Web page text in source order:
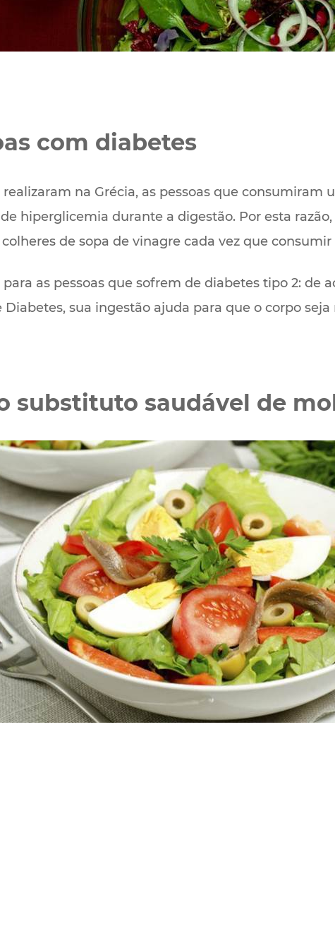
com diabetes
na Grécia, as pessoas que consumiram
hiperglicemia durante a digestão. Por esta
de sopa de vinagre cada vez que consumir
as pessoas que sofrem de diabetes tipo 2: de
sua ingestão ajuda para que o corpo
substituto saudável de